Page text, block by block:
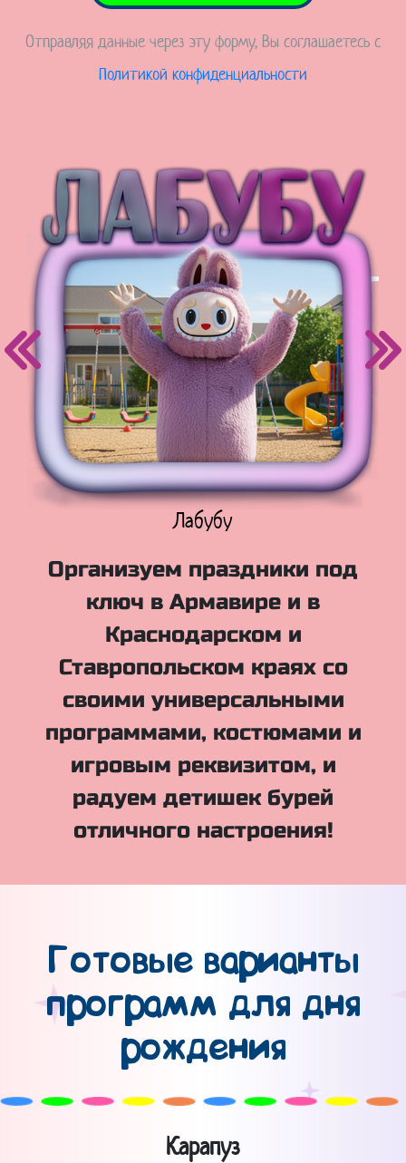
Отправляя данные через эту форму, Вы соглашаетесь с
Политикой конфиденциальности
Куклы Лол
Организуем праздники под
ключ в Армавире и в
Краснодарском и
Ставропольском краях со
своими универсальными
программами, костюмами и
игровым реквизитом, и
радуем детишек бурей
отличного настроения!
Готовые варианты
программ для дня
рождения
Карапуз